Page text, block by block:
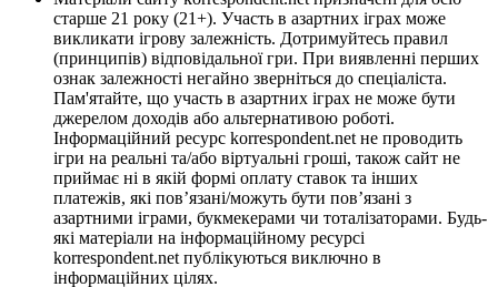
старше 21 року (21+). Участь в азартних іграх може
викликати ігрову залежність. Дотримуйтесь правил
(принципів) відповідальної гри. При виявленні перших
ознак залежності негайно зверніться до спеціаліста.
Пам'ятайте, що участь в азартних іграх не може бути
джерелом доходів або альтернативою роботі.
Інформаційний ресурс korrespondent.net не проводить
ігри на реальні та/або віртуальні гроші, також сайт не
приймає ні в якій формі оплату ставок та інших
платежів, які пов’язані/можуть бути пов’язані з
азартними іграми, букмекерами чи тоталізаторами. Будь-
які матеріали на інформаційному ресурсі
korrespondent.net публікуються виключно в
інформаційних цілях.